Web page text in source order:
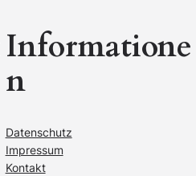
Informatione
n
Datenschutz
Impressum
Kontakt